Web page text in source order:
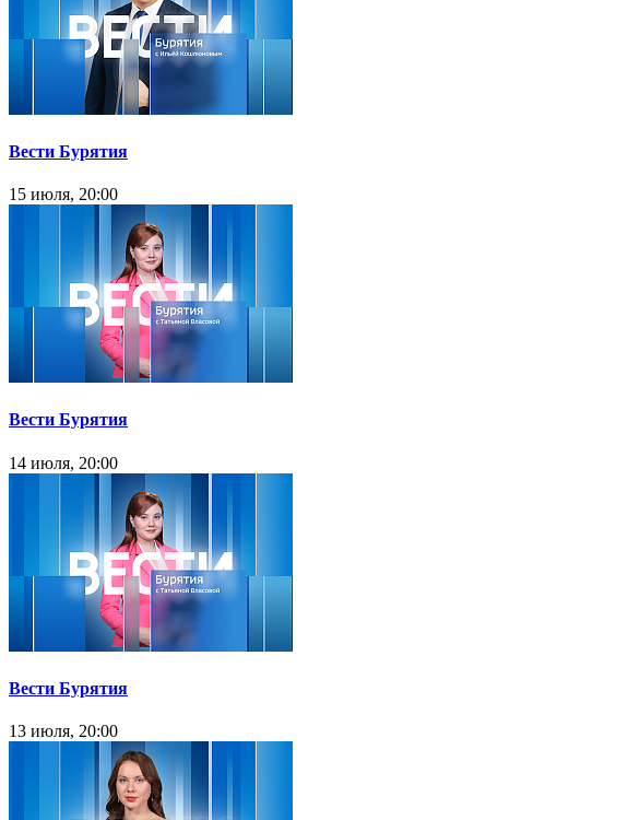
Вести Бурятия
15 июля, 20:00
Вести Бурятия
14 июля, 20:00
Вести Бурятия
13 июля, 20:00